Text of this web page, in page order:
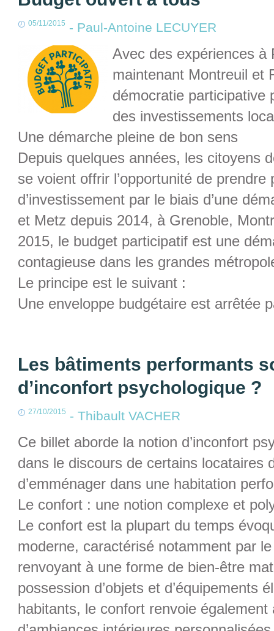
05/11/2015 - Paul-Antoine LECUYER
Avec des expériences à
maintenant Montreuil et
démocratie participative
des investissements
Une démarche pleine de bon sens
Depuis quelques années, les citoyens
se voient offrir l’opportunité de prendre
d’investissement par le biais d’une
et Metz depuis 2014, à Grenoble,
2015, le budget participatif est une
contagieuse dans les grandes
Le principe est le suivant :
Une enveloppe budgétaire est arrêtée
Les bâtiments performants
d’inconfort psychologique ?
27/10/2015 - Thibault VACHER
Ce billet aborde la notion d’inconfort
dans le discours de certains locataires
d’emménager dans une habitation
Le confort : une notion complexe et
Le confort est la plupart du temps
moderne, caractérisé notamment par
renvoyant à une forme de bien-être
possession d’objets et d’équipements
habitants, le confort renvoie